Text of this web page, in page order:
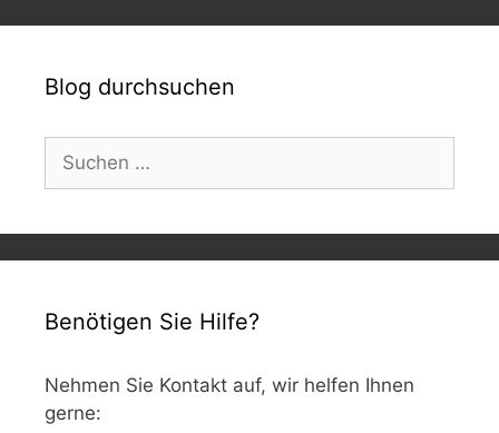
Blog durchsuchen
nach:
Benötigen Sie Hilfe?
Nehmen Sie Kontakt auf, wir helfen Ihnen
gerne: